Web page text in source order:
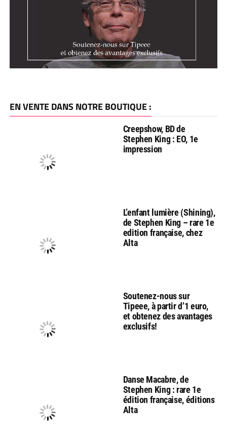
EN VENTE DANS NOTRE BOUTIQUE :
Creepshow, BD de
Stephen King : EO, 1e
impression
L’enfant lumière (Shining),
de Stephen King – rare 1e
edition française, chez
Alta
Soutenez-nous sur
Tipeee, à partir d’1 euro,
et obtenez des avantages
exclusifs!
Danse Macabre, de
Stephen King : rare 1e
édition française, éditions
Alta